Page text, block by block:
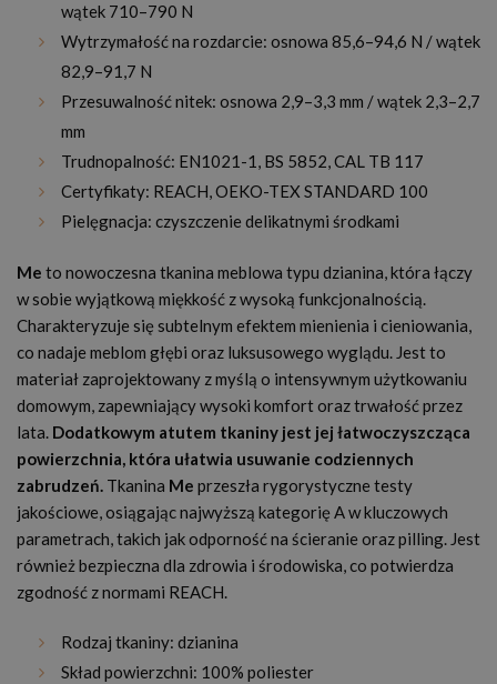
wątek 710–790 N
Wytrzymałość na rozdarcie: osnowa 85,6–94,6 N / wątek
82,9–91,7 N
Przesuwalność nitek: osnowa 2,9–3,3 mm / wątek 2,3–2,7
mm
Trudnopalność: EN1021-1, BS 5852, CAL TB 117
Certyfikaty: REACH, OEKO-TEX STANDARD 100
Pielęgnacja: czyszczenie delikatnymi środkami
Me to nowoczesna tkanina meblowa typu dzianina, która łączy
w sobie wyjątkową miękkość z wysoką funkcjonalnością.
Charakteryzuje się subtelnym efektem mienienia i cieniowania,
co nadaje meblom głębi oraz luksusowego wyglądu. Jest to
materiał zaprojektowany z myślą o intensywnym użytkowaniu
domowym, zapewniający wysoki komfort oraz trwałość przez
lata. Dodatkowym atutem tkaniny jest jej łatwoczyszcząca
powierzchnia, która ułatwia usuwanie codziennych
zabrudzeń. Tkanina Me przeszła rygorystyczne testy
jakościowe, osiągając najwyższą kategorię A w kluczowych
parametrach, takich jak odporność na ścieranie oraz pilling. Jest
również bezpieczna dla zdrowia i środowiska, co potwierdza
zgodność z normami REACH.
Rodzaj tkaniny: dzianina
Skład powierzchni: 100% poliester